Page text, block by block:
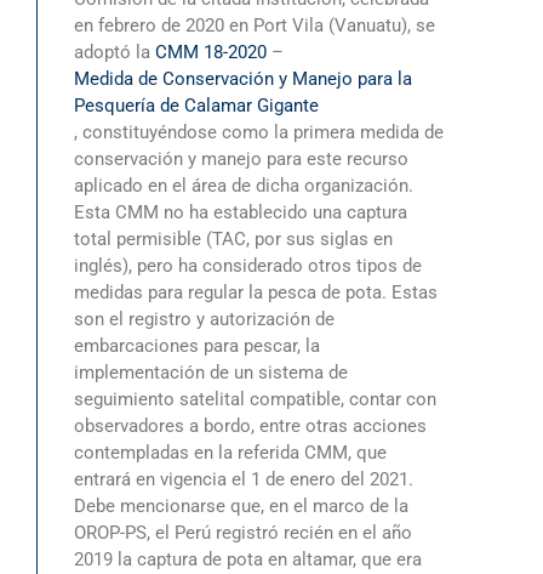
en febrero de 2020 en Port Vila (Vanuatu), se
adoptó la CMM 18-2020–
Medida de Conservación y Manejo para la
Pesquería de Calamar Gigante
, constituyéndose como la primera medida de
conservación y manejo para este recurso
aplicado en el área de dicha organización.
Esta CMM no ha establecido una captura
total permisible (TAC, por sus siglas en
inglés), pero ha considerado otros tipos de
medidas para regular la pesca de pota. Estas
son el registro y autorización de
embarcaciones para pescar, la
implementación de un sistema de
seguimiento satelital compatible, contar con
observadores a bordo, entre otras acciones
contempladas en la referida CMM, que
entrará en vigencia el 1 de enero del 2021.
Debe mencionarse que, en el marco de la
OROP-PS, el Perú registró recién en el año
2019 la captura de pota en altamar, que era